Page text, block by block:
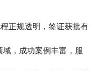
正规透明，签证获批有
，成功案例丰富，服